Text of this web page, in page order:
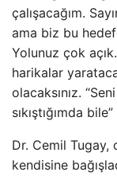
çalışacağım.
ama biz bu
Yolunuz çok
harikalar
olacaksınız.
sıkıştığımda
Dr. Cemil Tugay,
kendisine